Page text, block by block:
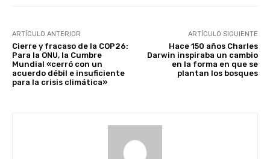
ARTÍCULO ANTERIOR
Cierre y fracaso de la COP26:
Para la ONU, la Cumbre
Mundial «cerró con un
acuerdo débil e insuficiente
para la crisis climática»
ARTÍCULO SIGUIENTE
Hace 150 años Charles
Darwin inspiraba un cambio
en la forma en que se
plantan los bosques